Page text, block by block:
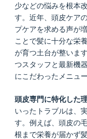
少などの悩みを根本
す。近年、頭皮ケア
プケアを求める声が
ことで髪に十分な栄
が育つ土台が整いま
つスタッフと最新機
にこだわったメニュ
頭皮専門に特化した
いったトラブルは、
す。例えば、頭皮の
根まで栄養が届かず